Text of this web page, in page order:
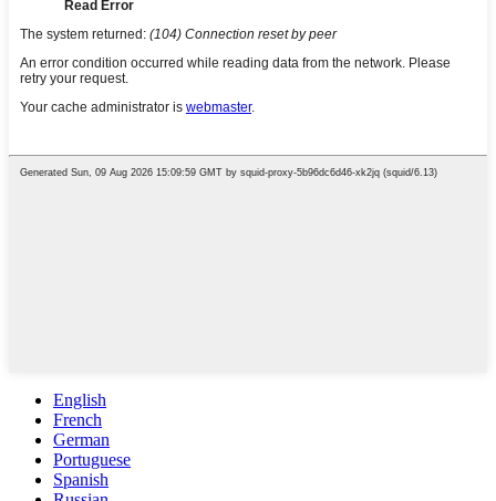
English
French
German
Portuguese
Spanish